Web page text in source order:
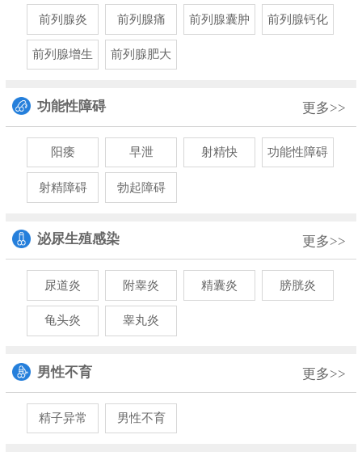
前列腺炎 前列腺痛 前列腺囊肿 前列腺钙化
前列腺增生 前列腺肥大
功能性障碍 更多>>
阳痿 早泄 射精快 功能性障碍
射精障碍 勃起障碍
泌尿生殖感染 更多>>
尿道炎 附睾炎 精囊炎 膀胱炎
龟头炎 睾丸炎
男性不育 更多>>
精子异常 男性不育